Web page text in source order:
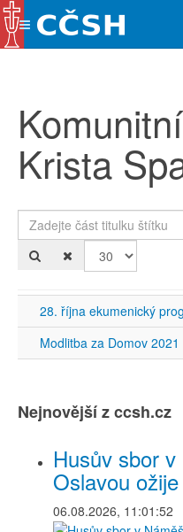
Krista
Zadejte část titulku štítku
28. října ekumenický
Modlitba za Domov 2021
Nejnovější z ccsh.cz
Husův sbor
Oslavou ožije
06.08.2026, 11:01:52